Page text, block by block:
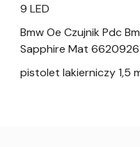
9 LED
Bmw Oe Czujnik Pdc
Sapphire Mat
pistolet lakierniczy 1,5